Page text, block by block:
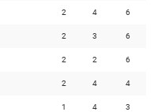
2 4 6
2 3 6
2 2 6
2 4 4
1 4 3